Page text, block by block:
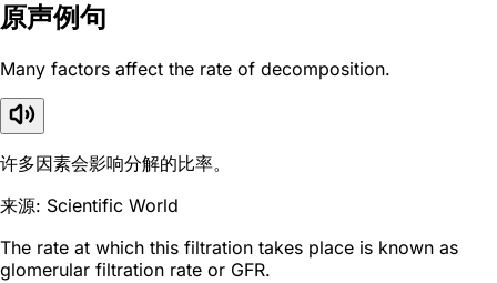
原声例句
Many factors affect the rate of decomposition.
许多因素会影响分解的比率。
来源: Scientific World
The rate at which this filtration takes place is known as
glomerular filtration rate or GFR.